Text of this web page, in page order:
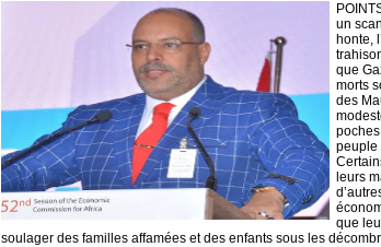
un
honte,
que
morts
des
peuple
leurs
que
soulager des familles affamées et des enfants sous les